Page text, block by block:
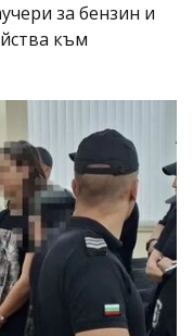
за бензин и
към